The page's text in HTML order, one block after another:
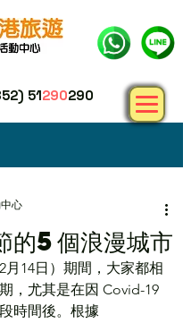
51290290
的5個浪漫城市
心
月14日）期間，大家都相
，尤其是在因 Covid-19
時間後。根據